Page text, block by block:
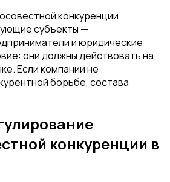
конкуренции
субъекты —
и юридические
они должны действовать на
Если компании не
борьбе, состава
конкуренции в